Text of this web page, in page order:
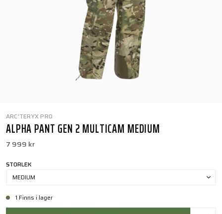
ARC'TERYX PRO
ALPHA PANT GEN 2 MULTICAM MEDIUM
7 999 kr
STORLEK
MEDIUM
1 Finns i lager